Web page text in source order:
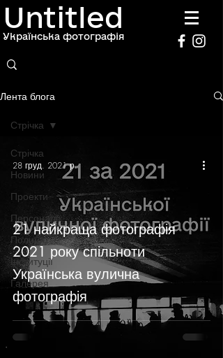
Untitled
Українська фотографія
Лента блога
Стрічка
Новини
Проекти
Персоналії
Полиця
Інституції
Галерея
Стрічка
21 найкраща фотографія
2021 року спільноти
Українська вулична
фотографія
28 груд. 2021 р.